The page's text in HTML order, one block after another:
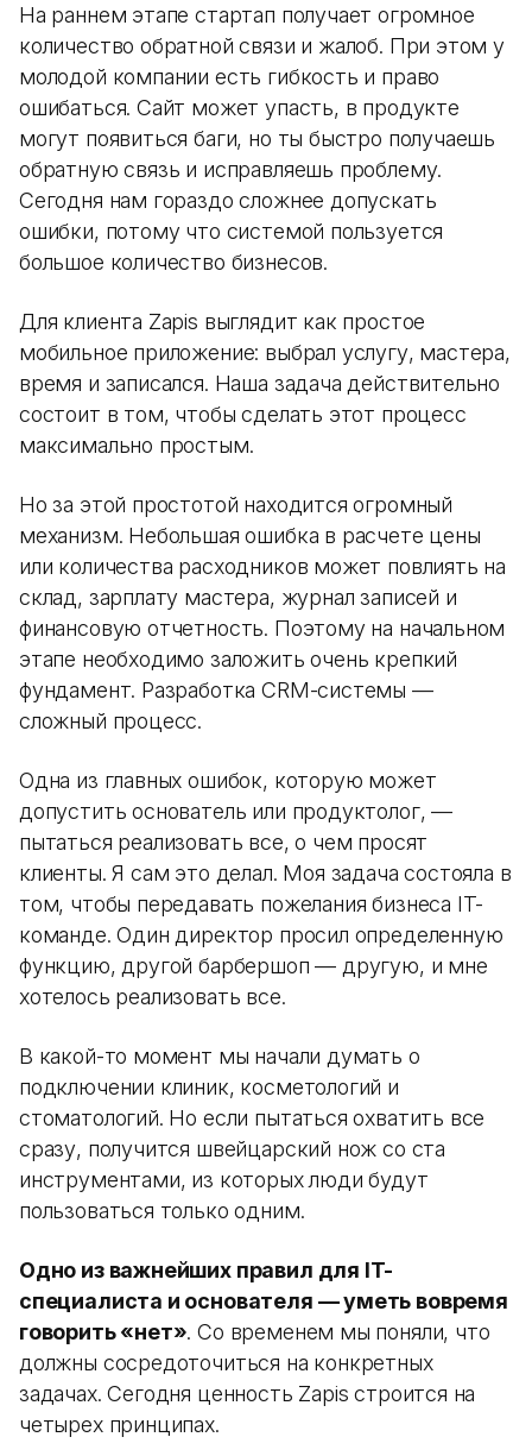
На раннем этапе стартап получает огромное
количество обратной связи и жалоб. При этом у
молодой компании есть гибкость и право
ошибаться. Сайт может упасть, в продукте
могут появиться баги, но ты быстро получаешь
обратную связь и исправляешь проблему.
Сегодня нам гораздо сложнее допускать
ошибки, потому что системой пользуется
большое количество бизнесов.
Для клиента Zapis выглядит как простое
мобильное приложение: выбрал услугу, мастера,
время и записался. Наша задача действительно
состоит в том, чтобы сделать этот процесс
максимально простым.
Но за этой простотой находится огромный
механизм. Небольшая ошибка в расчете цены
или количества расходников может повлиять на
склад, зарплату мастера, журнал записей и
финансовую отчетность. Поэтому на начальном
этапе необходимо заложить очень крепкий
фундамент. Разработка CRM-системы —
сложный процесс.
Одна из главных ошибок, которую может
допустить основатель или продуктолог, —
пытаться реализовать все, о чем просят
клиенты. Я сам это делал. Моя задача состояла в
том, чтобы передавать пожелания бизнеса IT-
команде. Один директор просил определенную
функцию, другой барбершоп — другую, и мне
хотелось реализовать все.
В какой-то момент мы начали думать о
подключении клиник, косметологий и
стоматологий. Но если пытаться охватить все
сразу, получится швейцарский нож со ста
инструментами, из которых люди будут
пользоваться только одним.
Одно из важнейших правил для IT-
специалиста и основателя — уметь вовремя
говорить «нет». Со временем мы поняли, что
должны сосредоточиться на конкретных
задачах. Сегодня ценность Zapis строится на
четырех принципах.